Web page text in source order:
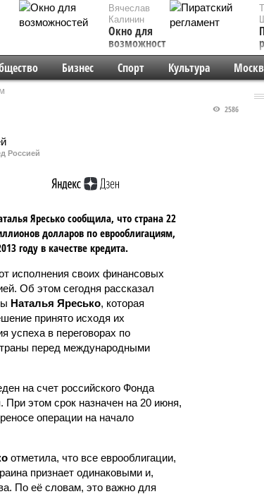
Вячеслав
Калинин
Окно для
возможностей
Бизнес Спорт Культура
2586
Россией
Яресько сообщила, что страна 22
долларов по еврооблигациям,
году в качестве кредита.
исполнения своих финансовых
Об этом сегодня рассказал
Наталья Яресько, которая
принято исходя их
успеха в переговорах по
перед международными
на счет российского Фонда
При этом срок назначен на 20 июня,
операции на начало
отметила, что все еврооблигации,
признает одинаковыми и,
По её словам, это важно для